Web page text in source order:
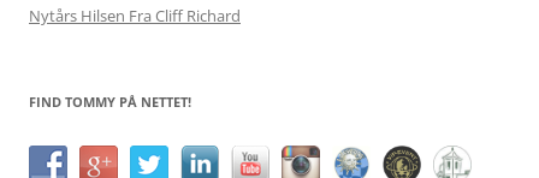
Nytårs Hilsen Fra Cliff Richard
FIND TOMMY PÅ NETTET!